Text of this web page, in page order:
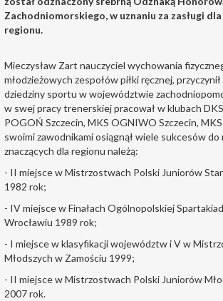
Zachodniomorskiego, w uznaniu za zasługi
regionu.
Mieczysław Zart nauczyciel wychowania
młodzieżowych zespołów piłki ręcznej,
dziedziny sportu w województwie
w swej pracy trenerskiej pracował w klubach
POGOŃ Szczecin, MKS OGNIWO Szczecin,
swoimi zawodnikami osiągnął wiele sukcesów do
znaczących dla regionu należą:
- II miejsce w Mistrzostwach Polski Juniorów
1982 rok;
- IV miejsce w Finałach Ogólnopolskiej
Wrocławiu 1989 rok;
- I miejsce w klasyfikacji województw i V w
Młodszych w Zamościu 1999;
- II miejsce w Mistrzostwach Polski Juniorów
2007 rok.